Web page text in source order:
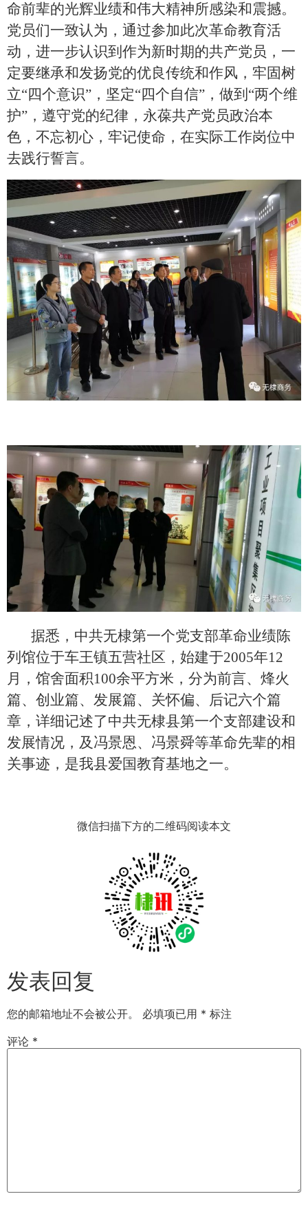
命前辈的光辉业绩和伟大精神所感染和震撼。
党员们一致认为，通过参加此次革命教育活
动，进一步认识到作为新时期的共产党员，一
定要继承和发扬党的优良传统和作风，牢固树
立“四个意识”，坚定“四个自信”，做到“两个维
护”，遵守党的纪律，永葆共产党员政治本
色，不忘初心，牢记使命，在实际工作岗位中
去践行誓言。
据悉，中共无棣第一个党支部革命业绩陈
列馆位于车王镇五营社区，始建于2005年12
月，馆舍面积100余平方米，分为前言、烽火
篇、创业篇、发展篇、关怀偏、后记六个篇
章，详细记述了中共无棣县第一个支部建设和
发展情况，及冯景恩、冯景舜等革命先辈的相
关事迹，是我县爱国教育基地之一。
微信扫描下方的二维码阅读本文
发表回复
您的邮箱地址不会被公开。 必填项已用 * 标注
评论 *